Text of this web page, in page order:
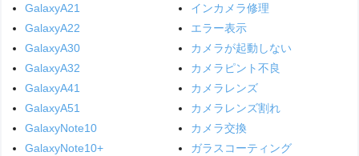
GalaxyA21
GalaxyA22
GalaxyA30
GalaxyA32
GalaxyA41
GalaxyA51
GalaxyNote10
GalaxyNote10+
インカメラ修理
エラー表示
カメラが起動しない
カメラピント不良
カメラレンズ
カメラレンズ割れ
カメラ交換
ガラスコーティング